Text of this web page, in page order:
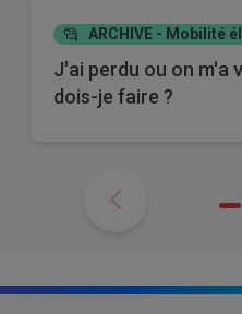
ARCHIVE - Mobilité
J'ai perdu ou on m'a
dois-je faire ?